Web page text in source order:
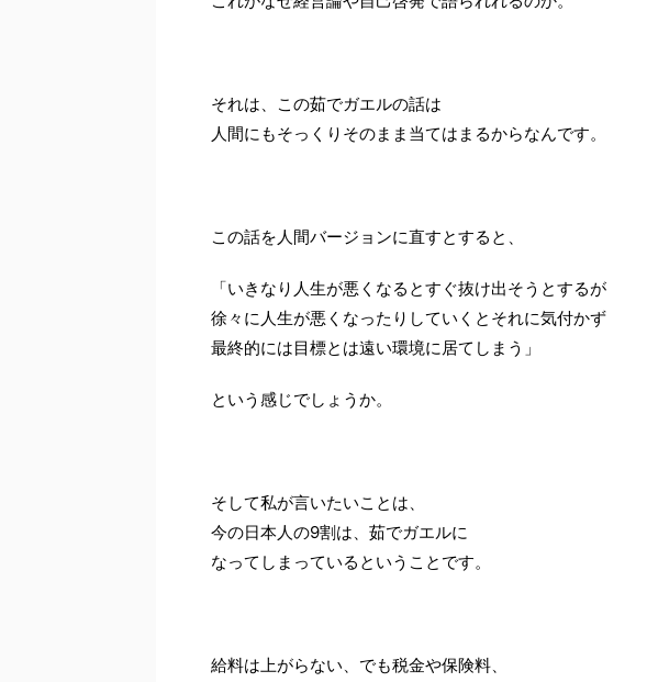
それは、この茹でガエルの話は
人間にもそっくりそのまま当てはまるからなんです。
この話を人間バージョンに直すとすると、
「いきなり人生が悪くなるとすぐ抜け出そうとするが
徐々に人生が悪くなったりしていくとそれに気付かず
最終的には目標とは遠い環境に居てしまう」
という感じでしょうか。
そして私が言いたいことは、
今の日本人の9割は、茹でガエルに
なってしまっているということです。
給料は上がらない、でも税金や保険料、